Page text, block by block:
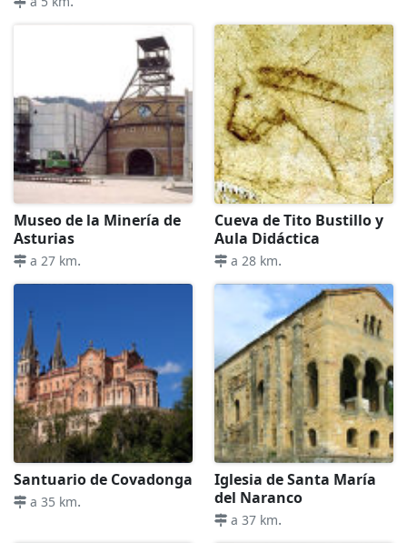
Museo de la Minería de
Asturias
a 27 km.
Cueva de Tito Bustillo y
Aula Didáctica
a 28 km.
Santuario de Covadonga
a 35 km.
Iglesia de Santa María
del Naranco
a 37 km.